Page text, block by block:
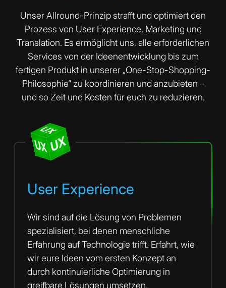
Unser Allround-Prinzip strafft und optimiert den
Prozess von User Experience, Marketing und
Translation. Es ermöglicht uns, alle erforderlichen
Services von der Ideenentwicklung bis zum
fertigen Produkt in unserer „One-Stop-Shopping-
Philosophie“ zu koordinieren und anzubieten –
und so Zeit und Kosten für euch zu reduzieren.
UX
UX
UXUX
UX
UX
User Experience
Wir sind auf die Lösung von Problemen
spezialisiert, bei denen menschliche
Erfahrung auf Technologie trifft. Erfahrt, wie
wir eure Ideen vom ersten Konzept an
durch kontinuierliche Optimierung in
greifbare Lösungen umsetzen.